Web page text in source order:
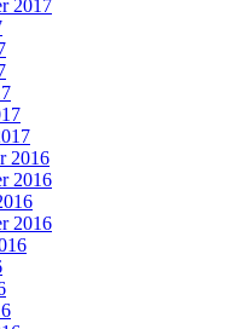
2017
2016
2016
2016